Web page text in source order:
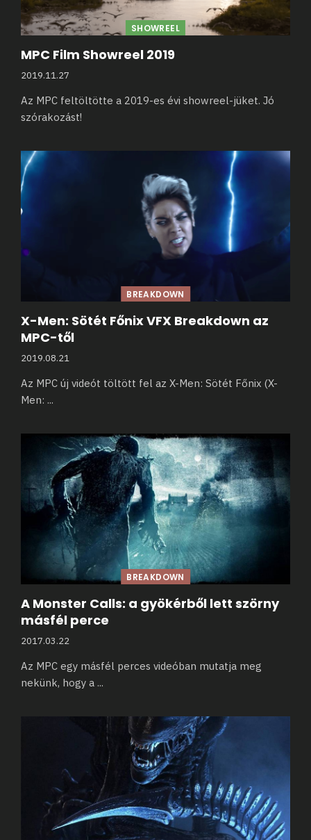
SHOWREEL
MPC Film Showreel 2019
2019.11.27
Az MPC feltöltötte a 2019-es évi showreel-jüket. Jó
szórakozást!
BREAKDOWN
X-Men: Sötét Főnix VFX Breakdown az
MPC-től
2019.08.21
Az MPC új videót töltött fel az X-Men: Sötét Főnix (X-
Men: ...
BREAKDOWN
A Monster Calls: a gyökérből lett szörny
másfél perce
2017.03.22
Az MPC egy másfél perces videóban mutatja meg
nekünk, hogy a ...